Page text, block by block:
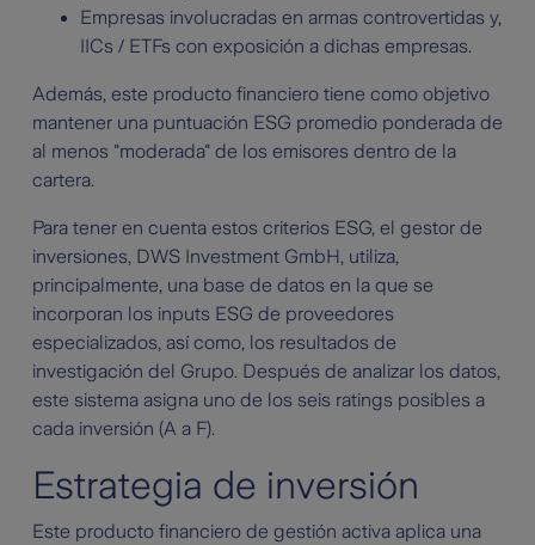
Empresas involucradas en armas controvertidas y,
IICs / ETFs con exposición a dichas empresas.
Además, este producto financiero tiene como objetivo
mantener una puntuación ESG promedio ponderada de
al menos "moderada" de los emisores dentro de la
cartera.
Para tener en cuenta estos criterios ESG, el gestor de
inversiones, DWS Investment GmbH, utiliza,
principalmente, una base de datos en la que se
incorporan los inputs ESG de proveedores
especializados, así como, los resultados de
investigación del Grupo. Después de analizar los datos,
este sistema asigna uno de los seis ratings posibles a
cada inversión (A a F).
Estrategia de inversión
Este producto financiero de gestión activa aplica una